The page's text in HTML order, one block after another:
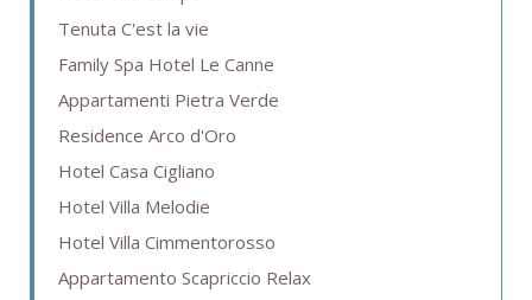
Tenuta C'est la vie
Family Spa Hotel Le Canne
Appartamenti Pietra Verde
Residence Arco d'Oro
Hotel Casa Cigliano
Hotel Villa Melodie
Hotel Villa Cimmentorosso
Appartamento Scapriccio Relax